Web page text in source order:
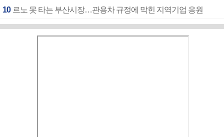
10 르노 못 타는 부산시장…관용차 규정에 막힌 지역기업 응원